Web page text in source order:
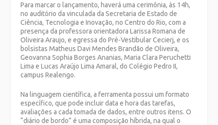
Para marcar o lançamento, haverá uma cerimônia, às 14h,
no auditório da vinculada da Secretaria de Estado de
Ciência, Tecnologia e Inovação, no Centro do Rio, com a
presença da professora orientadora Larissa Romana de
Oliveira Araujo, e egressa do Pré-Vestibular Cecierj, e os
bolsistas Matheus Davi Mendes Brandão de Oliveira,
Geovanna Sophia Borges Ananias, Maria Clara Peruchetti
Lima e Lucas Araújo Lima Amaral, do Colégio Pedro II,
campus Realengo.
Na linguagem científica, a ferramenta possui um formato
específico, que pode incluir data e hora das tarefas,
avaliações a cada tomada de dados, entre outros itens. O
“diário de bordo” é uma composição híbrida, na qual o